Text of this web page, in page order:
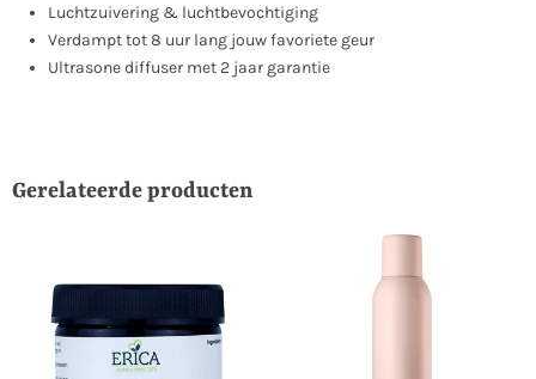
Luchtzuivering & luchtbevochtiging
Verdampt tot 8 uur lang jouw favoriete geur
Ultrasone diffuser met 2 jaar garantie
Gerelateerde producten